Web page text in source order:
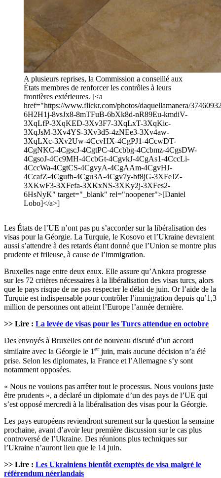
A plusieurs reprises, la Commission a conseillé aux
États membres de renforcer les contrôles à leurs
frontières extérieures. [<a
href="https://www.flickr.com/photos/daquellamanera/
6H2H1j-8vsJx8-8mTFuB-6bXk8d-nR89Eu-kmdiV-
3XqLfP-3XqKED-3Xv3F7-3XqLxT-3XqKic-
3XqJsM-3Xv4YS-3Xv3d5-4zNEe3-3Xv4aw-
3XqLXc-3Xv2Uw-4CcvHX-4CgPJ1-4CcwDT-
4CgNKC-4CgscJ-4CgtPC-4Ccbbg-4Ccbmz-4CgsDW-
4CgsoJ-4Cc9MH-4CcbGt-4CgvkJ-4CgAs1-4CccLi-
4CccWa-4CgtCS-4CgvyA-4CgAAm-4CgvHJ-
4CcafZ-4Cgufh-4Cgu3A-4Cgv7y-bf8jG-3XFeJZ-
3XKwF3-3XFefa-3XKxNS-3XKy2j-3XFes2-
6HsNyK" target="_blank" rel="noopener">[Daniel
Lobo]</a>]
Les États de l’UE n’ont pas pu s’accorder sur la libéralisation des
visas pour la Géorgie. La Turquie, le Kosovo et l’Ukraine devraient
aussi s’attendre à des retards étant donné que l’Union se montre plus
prudente et frileuse, à cause de l’immigration.
Bruxelles nage entre deux eaux. Elle assure qu’Ankara progresse
sur les 72 critères nécessaires à la libéralisation des visas turcs, alors
que le pays risque de ne pas respecter le délai de juin. Or l’aide de la
Turquie est indispensable pour contrôler l’immigration depuis qu’1,3
million de personnes ont atteint l’Europe l’année dernière.
>> Lire : La levée de visas pour les Turcs attendue en octobre
Des envoyés à Bruxelles ont de nouveau discuté d’un accord
similaire avec la Géorgie le 1erjuin, mais aucune décision n’a été
prise. Selon les diplomates, la France et l’Allemagne s’y sont
notamment opposées.
« Nous ne voulons pas arrêter tout le processus. Nous voulons juste
être prudents », a déclaré un diplomate d’un des pays de l’UE qui
s’est opposé mercredi à la libéralisation des visas pour la Géorgie.
Les pays européens reviendront surement sur la question la semaine
prochaine, avant d’avoir leur première discussion sur le cas plus
controversé de l’Ukraine. Des réunions plus techniques sur
l’Ukraine n’auront lieu que le 14 juin.
>> Lire : Les Ukrainiens bientôt exemptés de visa malgré le
référendum néerlandais